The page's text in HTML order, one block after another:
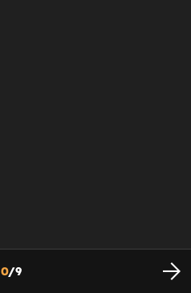
0/9